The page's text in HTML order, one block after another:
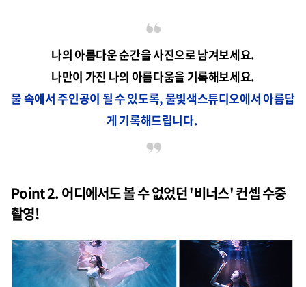
나의 아름다운 순간을 사진으로 남겨보세요.
나만이 가진 나의 아름다움을 기록해보세요.
물 속에서 주인공이 될 수 있도록, 물빛색스튜디오에서 아름답
게 기록해드립니다.
Point 2. 어디에서도 볼 수 없었던 '비너스' 컨셉 수중
촬영!